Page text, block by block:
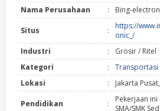
Nama Perusahaan
: Bing-
Situs :
https://
onic_/
Industri
:
Grosir / Ritel
Kategori
:
Transportasi
Lokasi
: Jakarta
Pendidikan :
Pekerjaan
SMA/SMK